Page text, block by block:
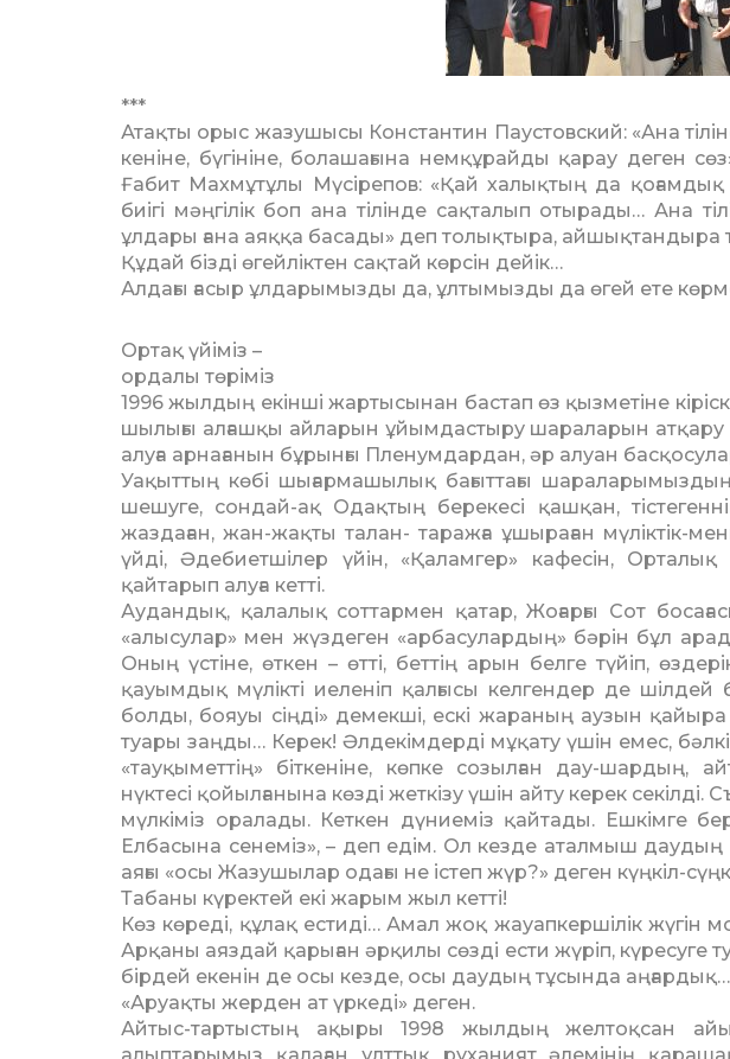
***
Атақты орыс жазушысы Конс­тан­тин Паустовский: «Ана
кеніне, бүгініне, болашағына нем­құрайды қарау деген
Ғабит Мах­мұтұлы Мүсірепов: «Қай ха­лық­тың да қоғамдық
биігі мәң­гі­лік боп ана тілінде сақталып оты­рады… Ана
ұлдары ғана аяқ­қа басады» деп толықтыра, ай­шық­тандыра
Құдай бізді өгейліктен сақтай көр­сін дейік…
Алдағы ғасыр ұлдарымызды да, ұлтымызды да өгей ете
Ортақ үйіміз –
ордалы төріміз
1996 жылдың екінші жартысы­нан бастап өз қызметіне
шылығы алғашқы айларын ұйым­дастыру шараларын атқару
алуға арнағанын бұрынғы П­ле­нум­дардан, әр алуан
Уақыттың көбі шығармашылық ба­ғыттағы
ше­шу­ге, сондай-ақ Одақтың берекесі қаш­­қан,
жаздаған, жан-жақты талан- таражға ұшы­ра­ған мүліктік-
үйді, Әде­биет­шілер үйін, «Қаламгер» ка­фе­сін,
қайтарып алуға кетті.
Аудандық, қалалық соттармен қатар, Жоғарғы Сот
«алысулар» мен жүздеген «ар­басу­лардың» бәрін бұл
Оның үстіне, өткен – өтті, беттің арын белге түйіп,
қауым­­дық мүлікті иеленіп қалғысы кел­гендер де
болды, бояуы сіңді» демекші, ескі жараның ау­зын
туары заңды… Ке­рек! Әлдекімдерді мұқату үшін емес,
«тауқыметтің» біт­ке­ніне, көпке созылған дау-шардың,
нүктесі қойылғанына көзді жет­кізу үшін айту керек секілді.
мүлкіміз оралады. Кет­кен дүниеміз қайтады. Ешкімге
Елбасына сенеміз», – деп едім. Ол кезде аталмыш
аяғы «осы Жазушылар одағы не іс­теп жүр?» деген күңкіл-
Табаны күректей екі жарым жыл кетті!
Көз көреді, құлақ естиді… Амал жоқ жауапкершілік жүгін
Ар­қаны аяздай қарыған әрқилы сөз­ді ести жүріп, күресуге
бір­дей екенін де осы кезде, осы дау­дың тұсында аңғардық…
«Аруақты жерден ат үркеді» де­ген.
Айтыс-тартыстың ақыры 1998 жыл­дың желтоқсан